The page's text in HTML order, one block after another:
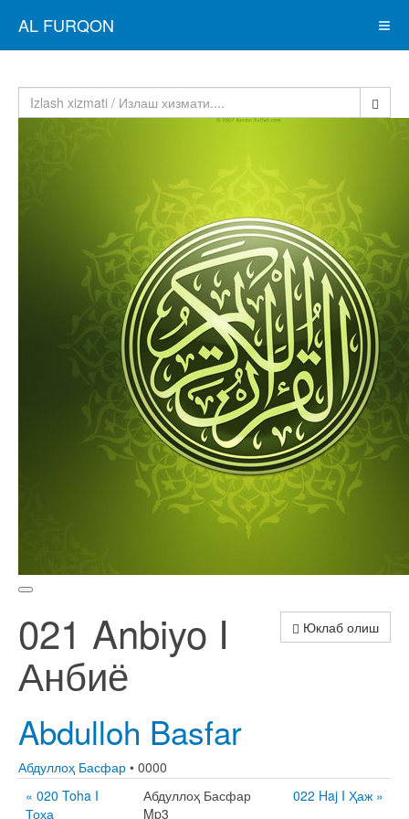
AL FURQON
Юклаб олиш
021 Anbiyo I
Анбиё
Abdulloh Basfar
Абдуллоҳ Басфар • 0000
« 020 Toha I
Тоҳа
Абдуллоҳ Басфар
Mp3
022 Haj I Ҳаж »